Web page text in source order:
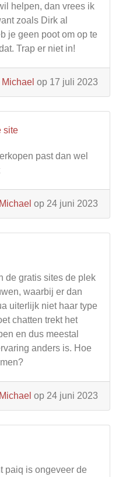
helpen, dan vrees ik
zoals Dirk al
je geen poot om op te
Trap er niet in!
Michael op 17 juli 2023
site
past dan wel
Michael op 24 juni 2023
de gratis sites de plek
waarbij er dan
uiterlijk niet haar type
chatten trekt het
en dus meestal
anders is. Hoe
Michael op 24 juni 2023
paiq is ongeveer de